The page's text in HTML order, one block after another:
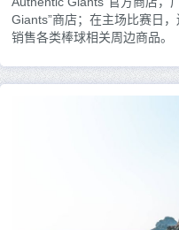
Giants”商店；在主场比赛日，
销售各类棒球相关周边商品。